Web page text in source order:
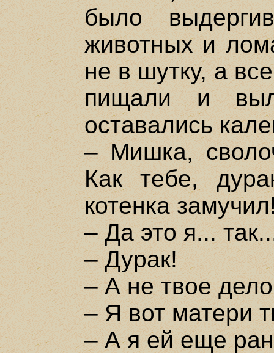
было
животных и
не в шутку, а
пищали и
оставались
– Мишка,
Как тебе,
котенка
– Да это я...
– Дурак!
– А не твое
– Я вот матери
– А я ей еще